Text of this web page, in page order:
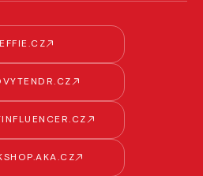
EFFIE.CZ